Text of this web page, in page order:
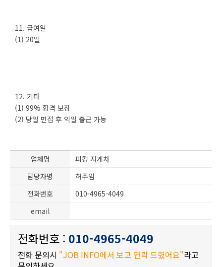
11. 급여일
(1) 20일
12. 기타
(1) 99% 합격 보장
(2) 당일 면접 후 익일 출근 가능
업체명
피킹 지게차
담당자명
허주임
전화번호
010-4965-4049
email
전화번호 : 010-4965-4049
전화 문의시 "JOB INFO에서 보고 연락 드렸어요"라고